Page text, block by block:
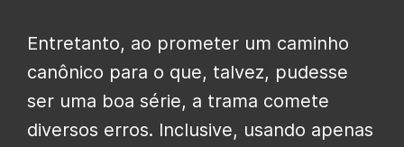
Entretanto, ao prometer um caminho
canônico para o que, talvez, pudesse
ser uma boa série, a trama comete
diversos erros. Inclusive, usando apenas